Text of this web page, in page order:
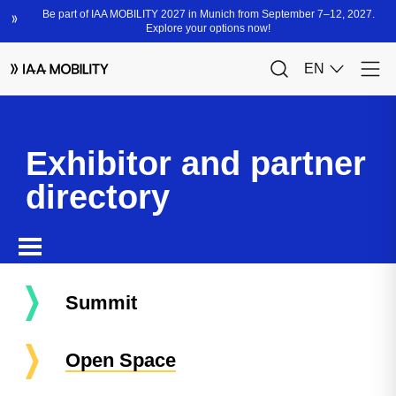
Exhibitor and partner
directory
Summit
Open Space